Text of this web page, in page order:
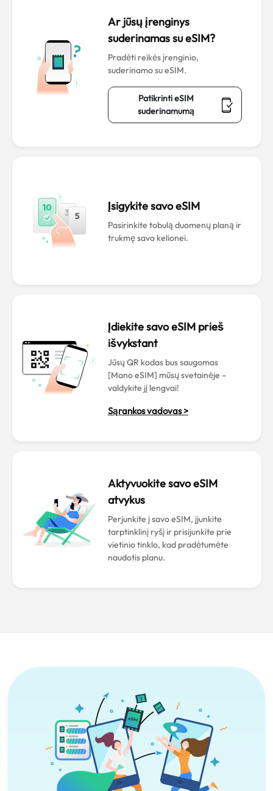
Ar jūsų įrenginys
suderinamas su eSIM?
Pradėti reikės įrenginio,
suderinamo su eSIM.
Patikrinti eSIM
suderinamumą
Įsigykite savo eSIM
Pasirinkite tobulą duomenų planą ir
trukmę savo kelionei.
Įdiekite savo eSIM prieš
išvykstant
Jūsų QR kodas bus saugomas
[Mano eSIM] mūsų svetainėje –
valdykite jį lengvai!
Sąrankos vadovas >
Aktyvuokite savo eSIM
atvykus
Perjunkite į savo eSIM, įjunkite
tarptinklinį ryšį ir prisijunkite prie
vietinio tinklo, kad pradėtumėte
naudotis planu.